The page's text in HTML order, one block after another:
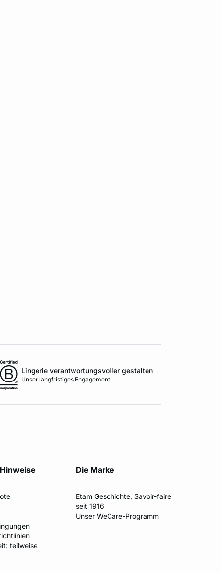
Lingerie verantwortungsvoller gestalten
Unser langfristiges Engagement
teilweise
Die Marke
Etam Geschichte, Savoir-faire
seit 1916
Unser WeCare-Programm